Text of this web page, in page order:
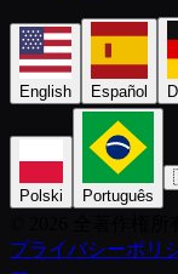
English Español
Polski Português
プライバシーポリ